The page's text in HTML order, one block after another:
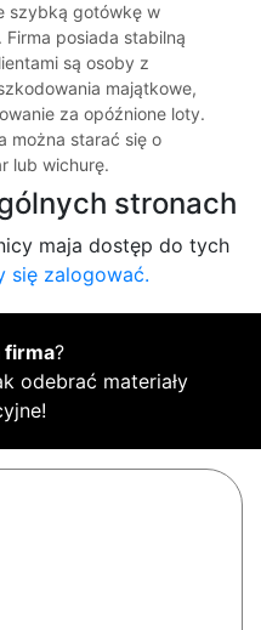
szybką gotówkę w
posiada stabilną
są osoby z
majątkowe,
za opóźnione loty.
można starać się o
lub wichurę.
stronach
maja dostęp do tych
się zalogować.
firma?
odebrać materiały